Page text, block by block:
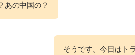
あの中国の？
そうです。今日はト